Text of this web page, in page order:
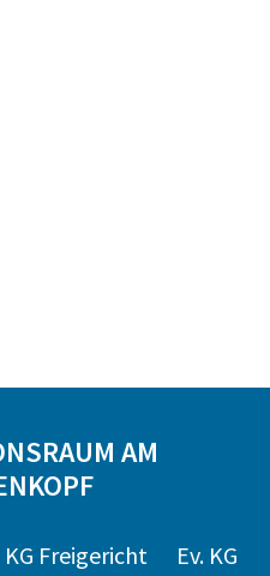
AM
KG Freigericht
Ev. KG